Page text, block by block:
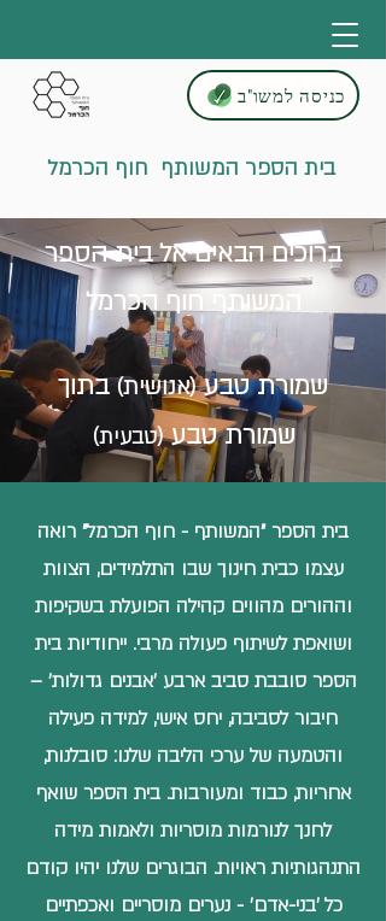
כניסה למשו"ב
בית הספר המשותף חוף הכרמל
ברוכים הבאים אל בית הספר
המשותף חוף הכרמל
שמורת טבע(אנושית)בתוך
שמורת טבע(טבעית)
בית הספר "המשותף - חוף הכרמל" רואה
עצמו כבית חינוך שבו התלמידים, הצוות
וההורים מהווים קהילה הפועלת בשקיפות
ושואפת לשיתוף פעולה מרבי. ייחודיות בית
הספר סובבת סביב ארבע 'אבנים גדולות' –
חיבור לסביבה, יחס אישי, למידה פעילה
והטמעה של ערכי הליבה שלנו: סובלנות,
אחריות,כבוד ומעורבות. בית הספר שואף
לחנך לנורמות מוסריות ולאמות מידה
התנהגותיות ראויות. הבוגרים שלנו יהיו קודם
כל 'בני-אדם' - נערים מוסריים ואכפתיים